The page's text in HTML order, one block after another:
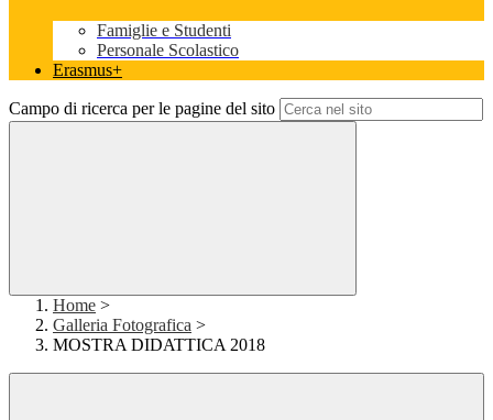
Famiglie e Studenti
Personale Scolastico
Erasmus+
Campo di ricerca per le pagine del sito
Home >
Galleria Fotografica >
MOSTRA DIDATTICA 2018